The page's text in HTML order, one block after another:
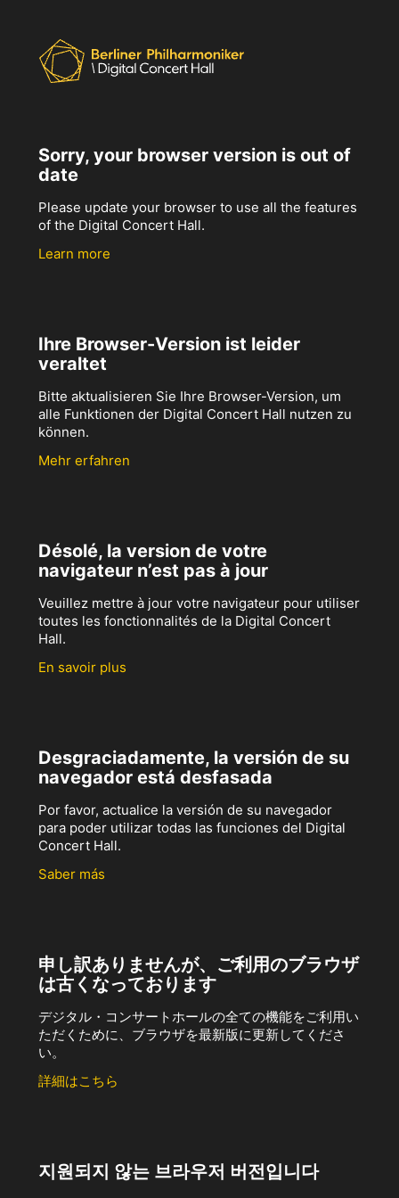
Sorry, your browser version is out of
date
Please update your browser to use all the features
of the Digital Concert Hall.
Learn more
Ihre Browser-Version ist leider
veraltet
Bitte aktualisieren Sie Ihre Browser-Version, um
alle Funktionen der Digital Concert Hall nutzen zu
können.
Mehr erfahren
Désolé, la version de votre
navigateur n’est pas à jour
Veuillez mettre à jour votre navigateur pour utiliser
toutes les fonctionnalités de la Digital Concert
Hall.
En savoir plus
Desgraciadamente, la versión de su
navegador está desfasada
Por favor, actualice la versión de su navegador
para poder utilizar todas las funciones del Digital
Concert Hall.
Saber más
申し訳ありませんが、ご利用のブラウザ
は古くなっております
デジタル・コンサートホールの全ての機能をご利用い
ただくために、ブラウザを最新版に更新してくださ
い。
詳細はこちら
지원되지 않는 브라우저 버전입니다